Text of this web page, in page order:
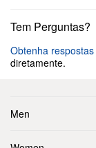
Tem Perguntas?
Obtenha respostas
diretamente.
Men